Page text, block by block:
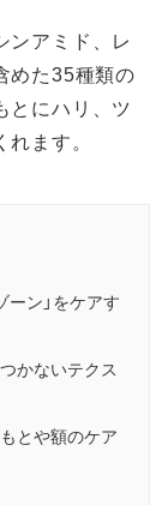
ンアミド、レ
めた35種類の
とにハリ、ツ
ます。
ン」をケアす
かないテクス
とや額のケア